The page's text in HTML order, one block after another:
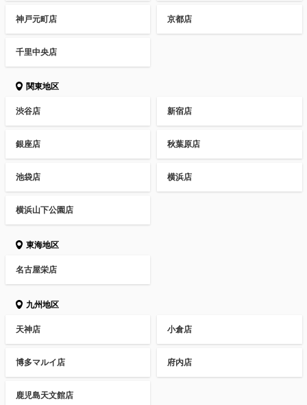
神戸元町店 京都店
千里中央店
関東地区
渋谷店 新宿店
銀座店 秋葉原店
池袋店 横浜店
横浜山下公園店
東海地区
名古屋栄店
九州地区
天神店 小倉店
博多マルイ店 府内店
鹿児島天文館店